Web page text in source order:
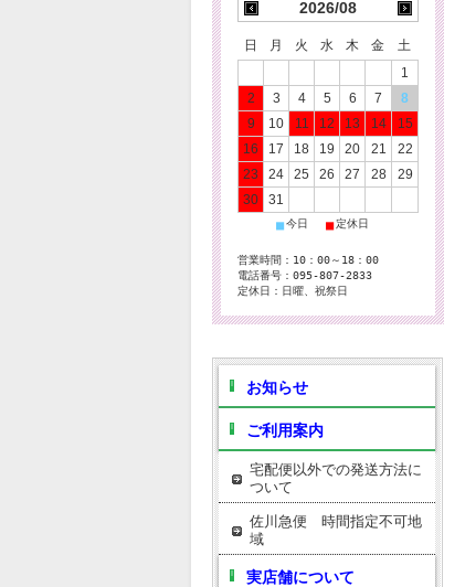
2026/08
日 月 火 水 木 金
土
1
2
3 4 5 6 7
8
9
10 11 12 13 14
15
16
17 18 19 20 21
22
23
24 25 26 27 28
29
30
31
■今日 ■定休日
営業時間：10：00～18：00
電話番号：095-807-2833
定休日：日曜、祝祭日
お知らせ
ご利用案内
宅配便以外での発送方法に
ついて
佐川急便 時間指定不可地
域
実店舗について